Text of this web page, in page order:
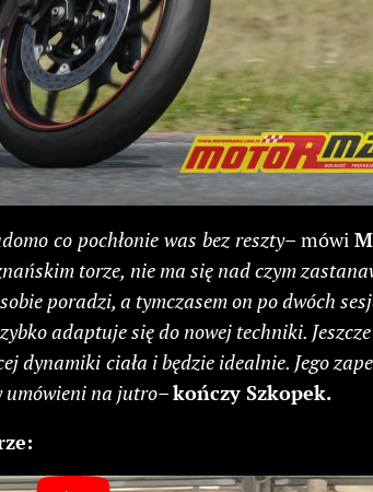
co pochłonie was bez reszty– mówi
torze, nie ma się nad czym
poradzi, a tymczasem on po dwóch
adaptuje się do nowej techniki.
dynamiki ciała i będzie idealnie. Jego
umówieni na jutro–kończy Szkopek.